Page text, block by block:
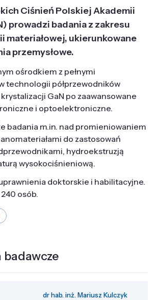
Ciśnień Polskiej Akademii
prowadzi badania z zakresu
materiałowej, ukierunkowane
przemysłowe.
ośrodkiem z pełnymi
technologii półprzewodników
GaN po zaawansowane
i optoelektroniczne.
badania m.in. nad promieniowaniem
do zastosowań
hydroekstruzją
wysokociśnieniową.
doktorskie i habilitacyjne.
osób.
dr hab. inż. Mariusz Kulczyk